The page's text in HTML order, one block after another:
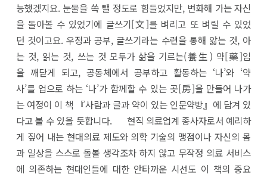
능했겠지요. 눈물을 쏙 뺄 정도로 힘들었지만, 변화해 가는 자신
을 돌아볼 수 있었기에 글쓰기[文]를 벼리고 또 벼릴 수 있었
던 것이고요. 우정과 공부, 글쓰기라는 수련을 통해 앓는 것, 아
는 것, 읽는 것, 쓰는 것 모두가 삶을 기르는(養生) 약[藥]임
을 깨닫게 되고, 공동체에서 공부하고 활동하는 ‘나’와 ‘약
사’를 업으로 하는 ‘나’가 함께할 수 있는 곳[房]을 만들어 나가
는 여정이 이 책 『사람과 글과 약이 있는 인문약방』에 담겨 있
다고 볼 수 있을 듯합니다. 현직 의료업계 종사자로서 예리하
게 짚어 내는 현대의료 제도와 의학 기술의 맹점이나 자신의 몸
과 일상을 스스로 돌볼 생각조차 하지 않고 무작정 의료 서비스
에 의존하는 현대인들에 대한 안타까운 시선도 이 책의 중요